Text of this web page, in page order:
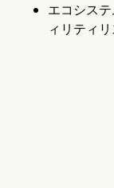
エコシス
ィリティ